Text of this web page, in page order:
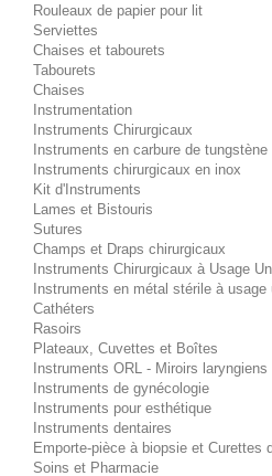
Rouleaux de papier pour lit
Serviettes
Chaises et tabourets
Tabourets
Chaises
Instrumentation
Instruments Chirurgicaux
Instruments en carbure de tungstène
Instruments chirurgicaux en inox
Kit d'Instruments
Lames et Bistouris
Sutures
Champs et Draps chirurgicaux
Instruments Chirurgicaux à Usage
Instruments en métal stérile à usage
Cathéters
Rasoirs
Plateaux, Cuvettes et Boîtes
Instruments ORL - Miroirs laryngiens
Instruments de gynécologie
Instruments pour esthétique
Instruments dentaires
Emporte-pièce à biopsie et Curettes
Soins et Pharmacie